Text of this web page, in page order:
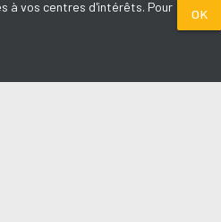
à vos centres d'intérêts. Pour
OK